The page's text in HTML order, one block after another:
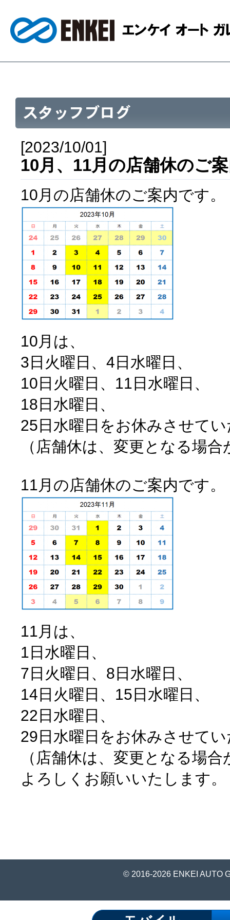
[2023/10/01]
10月、11月の店舗休のご
10月の店舗休のご案内です。
10月は、
3日火曜日、4日水曜日、
10日火曜日、11日水曜日、
18日水曜日、
25日水曜日をお休みさせて
（店舗休は、変更となる場
11月の店舗休のご案内です。
11月は、
1日水曜日、
7日火曜日、8日水曜日、
14日火曜日、15日水曜日、
22日水曜日、
29日水曜日をお休みさせて
（店舗休は、変更となる場
よろしくお願いいたします。
© 2016-2026 ENKEI AUTO